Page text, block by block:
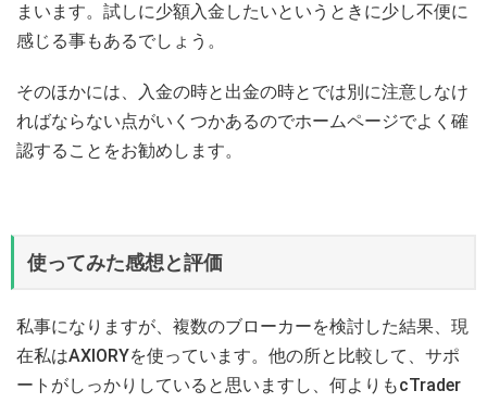
まいます。試しに少額入金したいというときに少し不便に
感じる事もあるでしょう。
そのほかには、入金の時と出金の時とでは別に注意しなけ
ればならない点がいくつかあるのでホームページでよく確
認することをお勧めします。
使ってみた感想と評価
私事になりますが、複数のブローカーを検討した結果、現
在私はAXIORYを使っています。他の所と比較して、サポ
ートがしっかりしていると思いますし、何よりもcTrader